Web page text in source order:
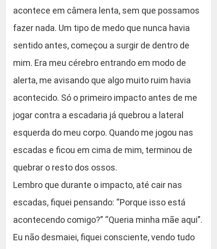
acontece em câmera lenta, sem que possamos
fazer nada. Um tipo de medo que nunca havia
sentido antes, começou a surgir de dentro de
mim. Era meu cérebro entrando em modo de
alerta, me avisando que algo muito ruim havia
acontecido. Só o primeiro impacto antes de me
jogar contra a escadaria já quebrou a lateral
esquerda do meu corpo. Quando me jogou nas
escadas e ficou em cima de mim, terminou de
quebrar o resto dos ossos.
Lembro que durante o impacto, até cair nas
escadas, fiquei pensando: “Porque isso está
acontecendo comigo?” “Queria minha mãe aqui”.
Eu não desmaiei, fiquei consciente, vendo tudo